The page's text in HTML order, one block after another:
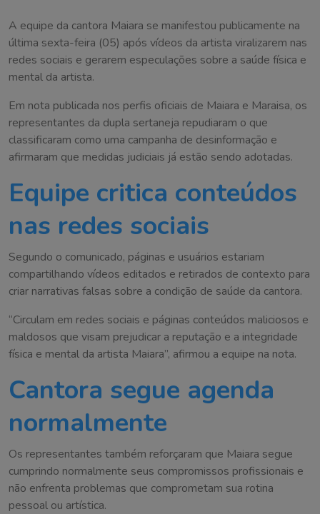
A equipe da cantora Maiara se manifestou publicamente na
última sexta-feira (05) após vídeos da artista viralizarem nas
redes sociais e gerarem especulações sobre a saúde física e
mental da artista.
Em nota publicada nos perfis oficiais de Maiara e Maraisa, os
representantes da dupla sertaneja repudiaram o que
classificaram como uma campanha de desinformação e
afirmaram que medidas judiciais já estão sendo adotadas.
Equipe critica conteúdos
nas redes sociais
Segundo o comunicado, páginas e usuários estariam
compartilhando vídeos editados e retirados de contexto para
criar narrativas falsas sobre a condição de saúde da cantora.
“Circulam em redes sociais e páginas conteúdos maliciosos e
maldosos que visam prejudicar a reputação e a integridade
física e mental da artista Maiara”, afirmou a equipe na nota.
Cantora segue agenda
normalmente
Os representantes também reforçaram que Maiara segue
cumprindo normalmente seus compromissos profissionais e
não enfrenta problemas que comprometam sua rotina
pessoal ou artística.